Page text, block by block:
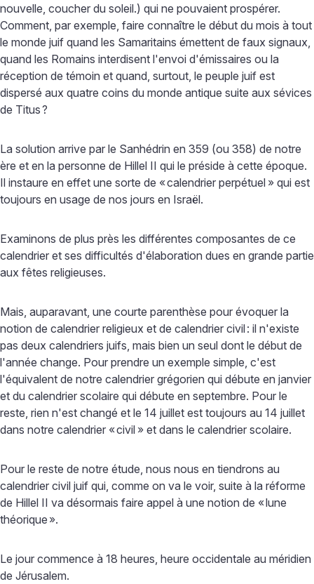
nouvelle, coucher du soleil.) qui ne pouvaient prospérer.
Comment, par exemple, faire connaître le début du mois à tout
le monde juif quand les Samaritains émettent de faux signaux,
quand les Romains interdisent l'envoi d'émissaires ou la
réception de témoin et quand, surtout, le peuple juif est
dispersé aux quatre coins du monde antique suite aux sévices
de Titus?
La solution arrive par le Sanhédrin en 359 (ou 358) de notre
ère et en la personne de Hillel II qui le préside à cette époque.
Il instaure en effet une sorte de «calendrier perpétuel » qui est
toujours en usage de nos jours en Israël.
Examinons de plus près les différentes composantes de ce
calendrier et ses difficultés d'élaboration dues en grande partie
aux fêtes religieuses.
Mais, auparavant, une courte parenthèse pour évoquer la
notion de calendrier religieux et de calendrier civil: il n'existe
pas deux calendriers juifs, mais bien un seul dont le début de
l'année change. Pour prendre un exemple simple, c'est
l'équivalent de notre calendrier grégorien qui débute en janvier
et du calendrier scolaire qui débute en septembre. Pour le
reste, rien n'est changé et le 14 juillet est toujours au 14 juillet
dans notre calendrier «civil » et dans le calendrier scolaire.
Pour le reste de notre étude, nous nous en tiendrons au
calendrier civil juif qui, comme on va le voir, suite à la réforme
de Hillel II va désormais faire appel à une notion de «lune
théorique ».
Le jour commence à 18 heures, heure occidentale au méridien
de Jérusalem.